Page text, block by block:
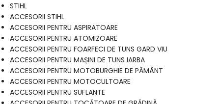
STIHL
ACCESORII STIHL
ACCESORII PENTRU ASPIRATOARE
ACCESORII PENTRU ATOMIZOARE
ACCESORII PENTRU FOARFECI DE TUNS GARD VIU
ACCESORII PENTRU MAȘINI DE TUNS IARBA
ACCESORII PENTRU MOTOBURGHIE DE PĂMÂNT
ACCESORII PENTRU MOTOCULTOARE
ACCESORII PENTRU SUFLANTE